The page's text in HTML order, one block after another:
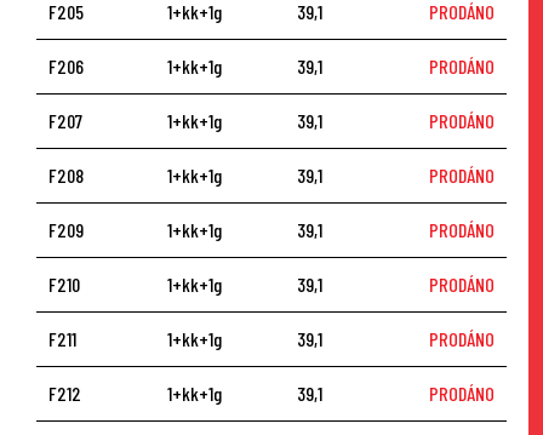
F205 1+kk+1g 39,1 PRODÁNO
F206 1+kk+1g 39,1 PRODÁNO
F207 1+kk+1g 39,1 PRODÁNO
F208 1+kk+1g 39,1 PRODÁNO
F209 1+kk+1g 39,1 PRODÁNO
F210 1+kk+1g 39,1 PRODÁNO
F211 1+kk+1g 39,1 PRODÁNO
F212 1+kk+1g 39,1 PRODÁNO